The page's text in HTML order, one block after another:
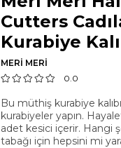
Cutters
Kurabiye
MERİ MERİ
0.0
Bu müthiş kurabiye
kurabiyeler yapın.
adet kesici içerir. Hangi
tabağı için hepsini mi